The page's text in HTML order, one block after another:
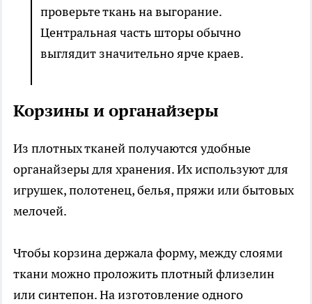
проверьте ткань на выгорание.
Центральная часть шторы обычно
выглядит значительно ярче краев.
Корзины и органайзеры
Из плотных тканей получаются удобные
органайзеры для хранения. Их используют для
игрушек, полотенец, белья, пряжи или бытовых
мелочей.
Чтобы корзина держала форму, между слоями
ткани можно проложить плотный флизелин
или синтепон. На изготовление одного